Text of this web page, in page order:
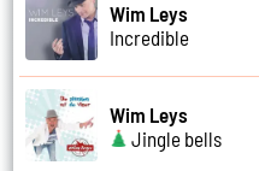
Wim Leys
Incredible
Wim Leys
Jingle bells